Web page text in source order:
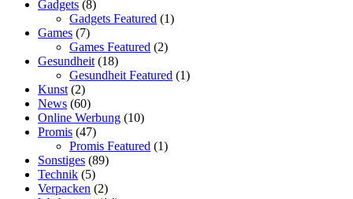
Gadgets (8)
Gadgets Featured (1)
Games (7)
Games Featured (2)
Gesundheit(18)
Gesundheit Featured (1)
Kunst(2)
News (60)
Online Werbung (10)
Promis (47)
Promis Featured (1)
Sonstiges (89)
Technik (5)
Verpacken (2)